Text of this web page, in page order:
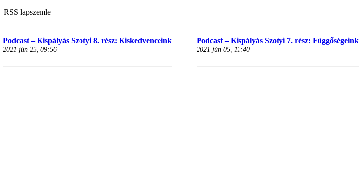
RSS lapszemle
Podcast – Kispályás Szotyi 8. rész: Kiskedvenceink
2021 jún 25, 09:56
Podcast – Kispályás Szotyi 7. rész: Függőségeink
2021 jún 05, 11:40